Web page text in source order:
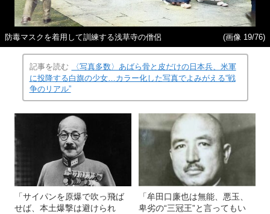
防毒マスクを着用して訓練する浅草寺の僧侶 (画像 19/76)
記事を読む
〈写真多数〉あばら骨と皮だけの日本兵、米軍
に投降する白旗の少女…カラー化した写真でよみがえる“戦
争のリアル”
「サイパンを原爆で吹っ飛ば
せば、本土爆撃は避けられ
「牟田口廉也は無能、悪玉、
卑劣の“三冠王”と言ってもい